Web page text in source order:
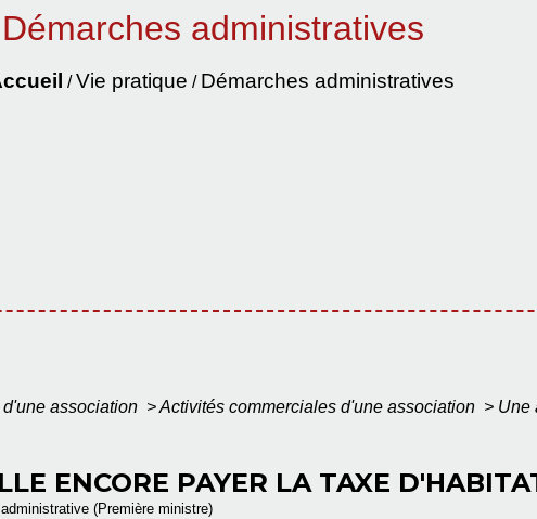
Démarches administratives
/Vie pratique / Démarches administratives
association >Activités commerciales d'une association > Une
ENCORE PAYER LA TAXE
(Première ministre)